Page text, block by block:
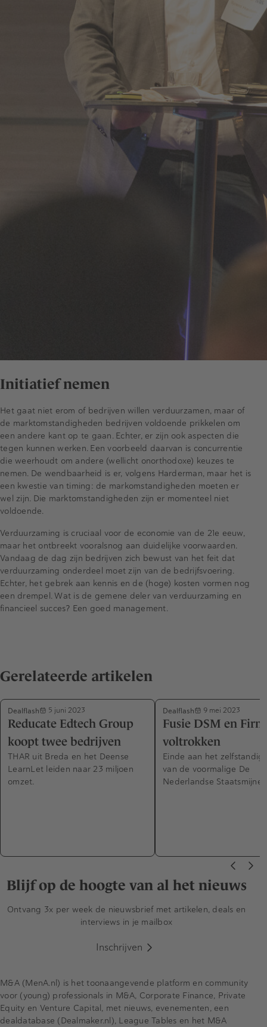
Initiatief nemen
Het gaat niet erom of bedrijven willen verduurzamen, maar of
de marktomstandigheden bedrijven voldoende prikkelen om
een andere kant op te gaan. Echter, er zijn ook aspecten die
tegen kunnen werken. Een voorbeeld daarvan is concurrentie
die weerhoudt om andere (wellicht onorthodoxe) keuzes te
nemen. De wendbaarheid is er, volgens Harderman, maar het is
een kwestie van timing: de markomstandigheden moeten er
wel zijn. Die marktomstandigheden zijn er momenteel niet
voldoende.
Verduurzaming is cruciaal voor de economie van de 21e eeuw,
maar het ontbreekt vooralsnog aan duidelijke voorwaarden.
Vandaag de dag zijn bedrijven zich bewust van het feit dat
verduurzaming onderdeel moet zijn van de bedrijfsvoering.
Echter, het gebrek aan kennis en de (hoge) kosten vormen nog
een drempel. Wat is de gemene deler van verduurzaming en
financieel succes? Een goed management.
Gerelateerde artikelen
Dealflash 5 juni 2023
Reducate Edtech Group
koopt twee bedrijven
THAR uit Breda en het Deense
LearnLet leiden naar 23 miljoen
omzet.
Dealflash 9 mei 2023
Fusie DSM en
voltrokken
Einde aan het zelfstandig
van de voormalige De
Nederlandse
Blijf op de hoogte van al het nieuws
Ontvang 3x per week de nieuwsbrief met artikelen, deals en
interviews in je mailbox
Inschrijven
M&A (MenA.nl) is het toonaangevende platform en community
voor (young) professionals in M&A, Corporate Finance, Private
Equity en Venture Capital, met nieuws, evenementen, een
dealdatabase (Dealmaker.nl), League Tables en het M&A